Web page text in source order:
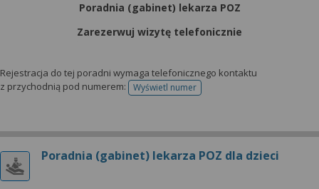
Poradnia (gabinet) lekarza POZ
Zarezerwuj wizytę telefonicznie
Rejestracja do tej poradni wymaga telefonicznego kontaktu
z przychodnią pod numerem:
Wyświetl numertelefonu do rejestracji
Poradnia (gabinet) lekarza POZ dla dzieci